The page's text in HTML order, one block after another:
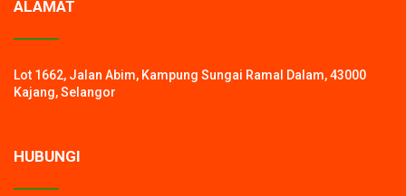
ALAMAT
Lot 1662, Jalan Abim, Kampung Sungai Ramal Dalam, 43000
Kajang, Selangor
HUBUNGI